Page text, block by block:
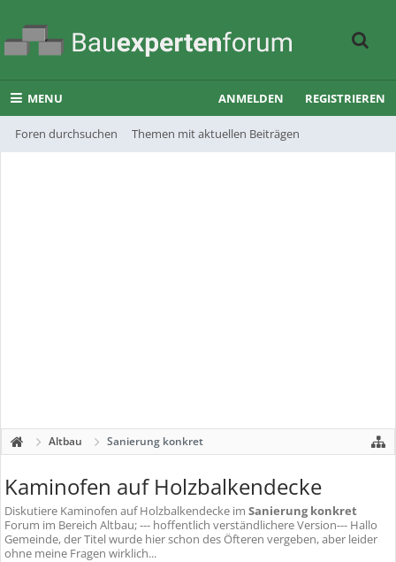
MENU
Foren durchsuchen Themen mit aktuellen Beiträgen
ANMELDEN REGISTRIEREN
Altbau Sanierung konkret
Kaminofen auf Holzbalkendecke
Diskutiere Kaminofen auf Holzbalkendecke im Sanierung konkret
Forum im Bereich Altbau; --- hoffentlich verständlichere Version--- Hallo
Gemeinde, der Titel wurde hier schon des Öfteren vergeben, aber leider
ohne meine Fragen wirklich...